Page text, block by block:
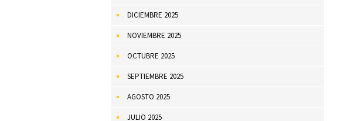
DICIEMBRE 2025
NOVIEMBRE 2025
OCTUBRE 2025
SEPTIEMBRE 2025
AGOSTO 2025
JULIO 2025